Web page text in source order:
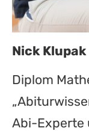
Nick Klupak
Diplom
Abi-Experte